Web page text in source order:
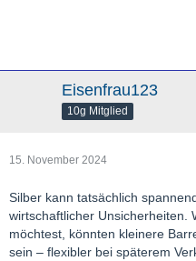
Eisenfrau123
10g Mitglied
15. November 2024
Silber kann tatsächlich
wirtschaftlicher Unsicherheiten.
möchtest, könnten kleinere
sein – flexibler bei späterem